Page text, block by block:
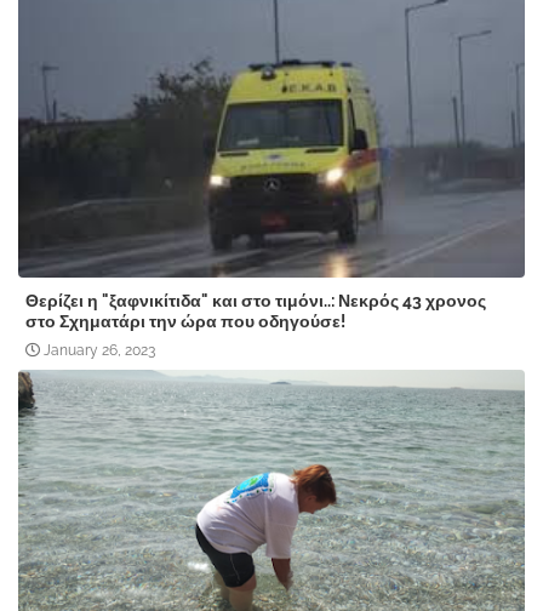
Θερίζει η "ξαφνικίτιδα" και στο τιμόνι..: Νεκρός 43 χρονος
στο Σχηματάρι την ώρα που οδηγούσε!
January 26, 2023